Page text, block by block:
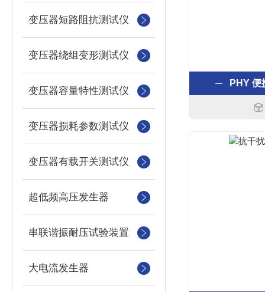
变压器短路阻抗测试仪
变压器绕组变形测试仪
变压器容量特性测试仪
变压器损耗参数测试仪
变压器有载开关测试仪
超低频高压发生器
串联谐振耐压试验装置
大电流发生器
PHY 便